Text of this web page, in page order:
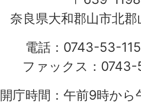
奈良県大和郡山市北
電話：0743-53-
ファックス：
開庁時間：午前9時か